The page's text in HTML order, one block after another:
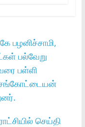
பழனிச்சாமி,
பல்வேறு
பள்ளி
செய்தி